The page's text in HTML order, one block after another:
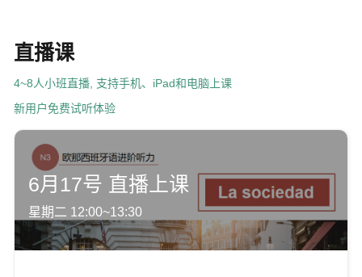
直播课
4~8人小班直播, 支持手机、iPad和电脑上课
新用户免费试听体验
6月17号 直播上课
星期二 12:00~13:30